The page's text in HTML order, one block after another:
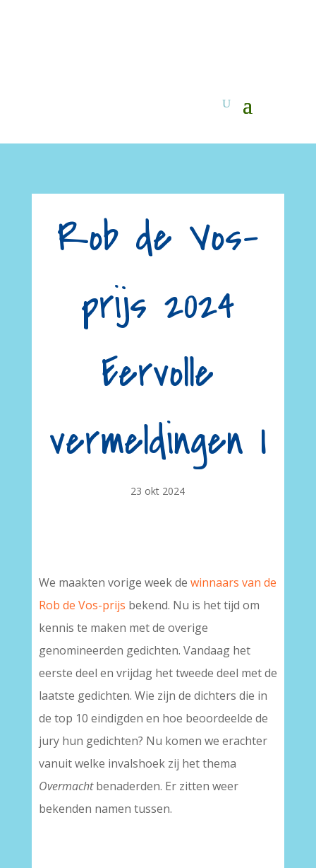
Rob de Vos-
prijs 2024
Eervolle
vermeldingen I
23 okt 2024
We maakten vorige week de winnaars van de
Rob de Vos-prijs bekend. Nu is het tijd om
kennis te maken met de overige
genomineerden gedichten. Vandaag het
eerste deel en vrijdag het tweede deel met de
laatste gedichten. Wie zijn de dichters die in
de top 10 eindigden en hoe beoordeelde de
jury hun gedichten? Nu komen we erachter
vanuit welke invalshoek zij het thema
Overmachtbenaderden. Er zitten weer
bekenden namen tussen.